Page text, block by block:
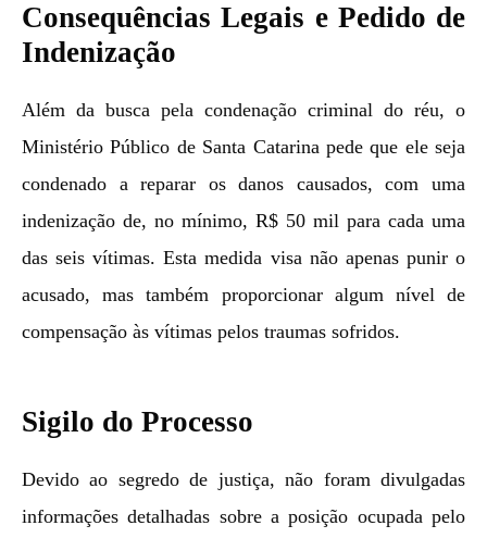
Consequências Legais e Pedido de
Indenização
Além da busca pela condenação criminal do réu, o
Ministério Público de Santa Catarina pede que ele seja
condenado a reparar os danos causados, com uma
indenização de, no mínimo, R$ 50 mil para cada uma
das seis vítimas. Esta medida visa não apenas punir o
acusado, mas também proporcionar algum nível de
compensação às vítimas pelos traumas sofridos.
Sigilo do Processo
Devido ao segredo de justiça, não foram divulgadas
informações detalhadas sobre a posição ocupada pelo